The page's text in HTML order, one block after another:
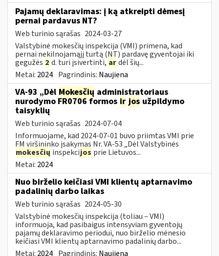
Pajamų deklaravimas: į ką atkreipti dėmesį
pernai pardavus NT?
Web turinio sąrašas 2024-03-27
Valstybinė mokesčių inspekcija (VMI) primena, kad
pernai nekilnojamąjį turtą (NT) pardavę gyventojai iki
gegužės 2 d. turi įsivertinti, ardėl šių...
Metai: 2024 Pagrindinis: Naujiena
VA-93 „Dėl Mokesčių administratoriaus
nurodymo FR0706 formos ir jos užpildymo
taisyklių
Web turinio sąrašas 2024-07-04
Informuojame, kad 2024-07-01 buvo priimtas VMI prie
FM viršininko įsakymas Nr. VA-53 „Dėl Valstybinės
mokesčių inspekcijos prie Lietuvos...
Metai: 2024
Nuo birželio keičiasi VMI klientų aptarnavimo
padalinių darbo laikas
Web turinio sąrašas 2024-05-30
Valstybinė mokesčių inspekcija (toliau – VMI)
informuoja, kad pasibaigus intensyviam gyventojų
pajamų deklaravimo periodui, nuo birželio mėnesio
keičiasi VMI klientų aptarnavimo padalinių darbo...
Metai: 2024 Pagrindinis: Naujiena